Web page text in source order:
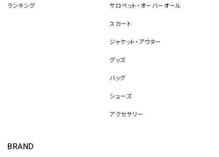
ランキング サロペット・オーバーオール
スカート
ジャケット・アウター
グッズ
バッグ
シューズ
アクセサリー
BRAND